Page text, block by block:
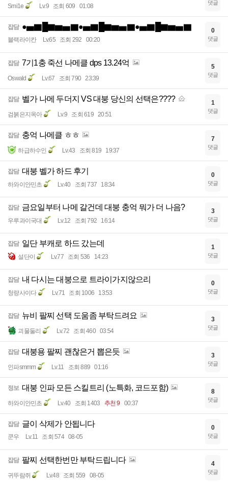
Smi1e Lv.9 조회 609 01:08 댓글
잡담 ●▅▇█▇▆▅▇●▅▇█▇▆▅▇●▅▇█▇▆▅▇
블랙라이칸 Lv.65 조회 292 00:20
0
댓글
잡담 7기1충 죽선 나메클 dps 13.24억
Oswald Lv.67 조회 790 23:39
5
댓글
잡담 벨가 나메 두더지 VS 대붕 당신의 선택은????
검붉은지옥아 Lv.9 조회 619 20:51
1
댓글
잡담 충억 나메클 ㅎㅎ
하급하수인 Lv.43 조회 819 19:37
7
댓글
잡담 대붕 벨가 하드 후기
하와이안민초 Lv.40 조회 737 18:34
0
댓글
잡담 금요일부터 나메 갈건데 대붕 충억 뭐가 더 나음?
우루과이국대 Lv.12 조회 792 16:14
3
댓글
잡담 일단 부캐로 하드 갔는데
설단이 Lv.77 조회 536 14:23
1
댓글
잡담 내 다시는 대붕으로 트라이가지않으리
청량사이다 Lv.71 조회 1006 13:53
0
댓글
잡담 뉴비 팔찌 선택 도움좀 부탁드려요
괴물둘리 Lv.72 조회 460 03:54
3
댓글
잡담 대붕용 팔찌 괜찮은거 뽑은듯
인파smmm Lv.11 조회 889 01:16
3
댓글
정보 대붕 인파 모든 스킬트리 (노특화, 코드포함)
하와이안민초 Lv.40 조회 1403 추천 9 00:37
8
댓글
잡담 글이 삭제가 안됩니다
쿤우 Lv.11 조회 574 08-05
0
댓글
잡담 팔찌 선택한번만 부탁드립니다
귀뚜람쥐 Lv.48 조회 559 08-05
4
댓글